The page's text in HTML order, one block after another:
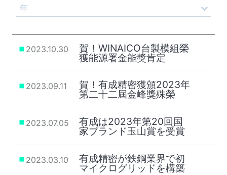
年
2023.10.30 賀！WINAICO台製模組榮
獲能源署金能獎肯定
2023.09.11 賀！有成精密獲頒2023年
第二十二屆金峰獎殊榮
2023.07.05 有成は2023年第20回国
家ブランド玉山賞を受賞
2023.03.10 有成精密が鉄鋼業界で初
マイクログリッドを構築